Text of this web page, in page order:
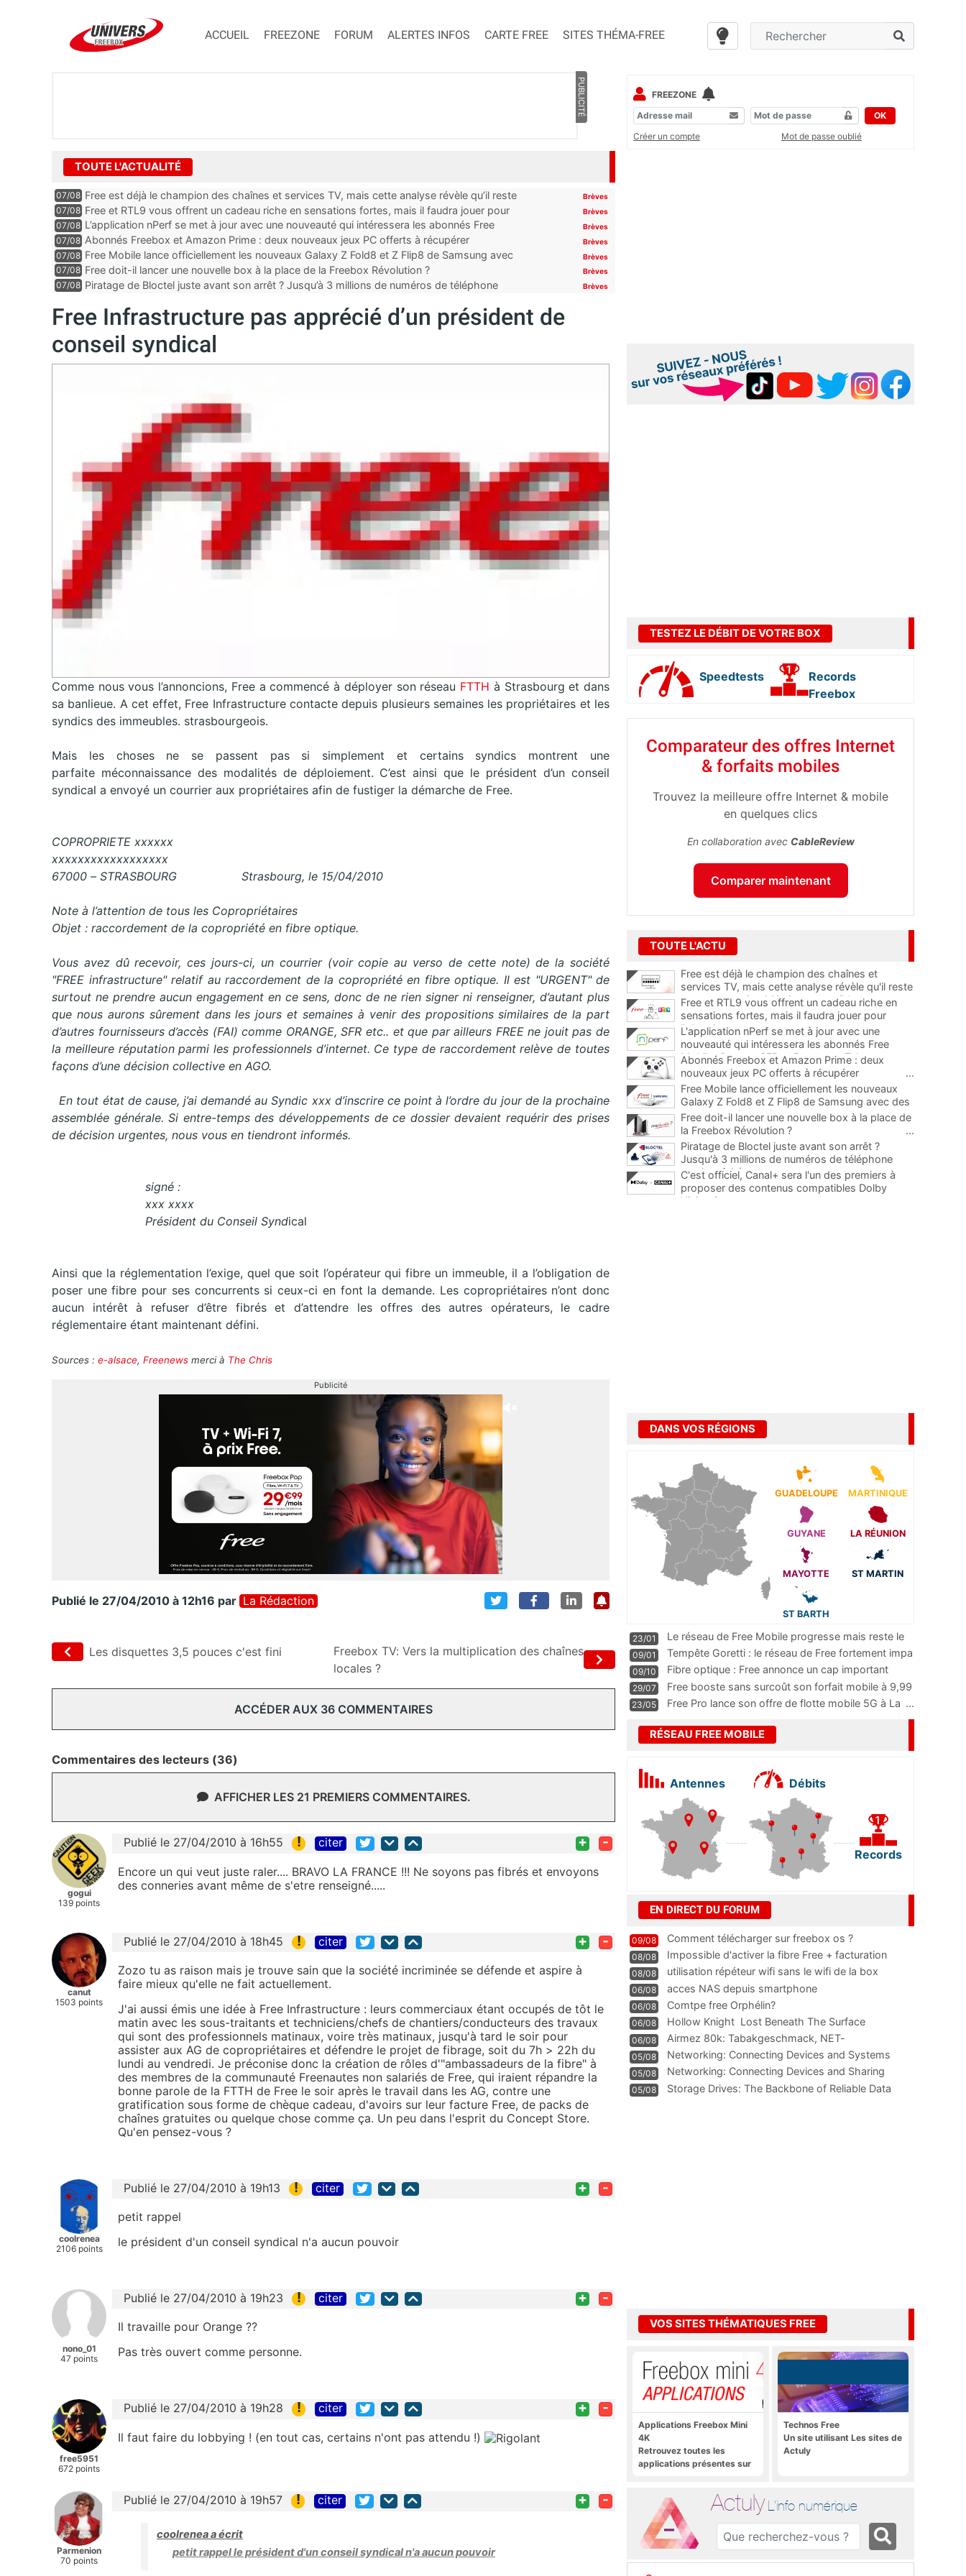
ACCUEIL FREEZONE FORUM ALERTES INFOS CARTE FREE SITES THÉMA-FREE
PUBLICITÉ
TOUTE L'ACTUALITÉ
07/08 Free est déjà le champion des chaînes et services TV, mais cette analyse révèle qu’il reste
encore au moin...
Brèves
07/08 Free et RTL9 vous offrent un cadeau riche en sensations fortes, mais il faudra jouer pour
l’obtenir
Brèves
07/08 L’application nPerf se met à jour avec une nouveauté qui intéressera les abonnés Free
Mobile, Orange, SFR ...
Brèves
07/08 Abonnés Freebox et Amazon Prime : deux nouveaux jeux PC offerts à récupérer Brèves
07/08 Free Mobile lance officiellement les nouveaux Galaxy Z Fold8 et Z Flip8 de Samsung avec
des promos et des cadeaux
Brèves
07/08 Free doit-il lancer une nouvelle box à la place de la Freebox Révolution ? Brèves
07/08 Piratage de Bloctel juste avant son arrêt ? Jusqu’à 3 millions de numéros de téléphone
Brèves
Free Infrastructure pas apprécié d’un président de
conseil syndical
Comme nous vous l’annoncions, Free a commencé à déployer son réseau FTTH à Strasbourg et dans
sa banlieue. A cet effet, Free Infrastructure contacte depuis plusieurs semaines les propriétaires et les
syndics des immeubles. strasbourgeois.
Mais les choses ne se passent pas si simplement et certains syndics montrent une
parfaite méconnaissance des modalités de déploiement. C’est ainsi que le président d’un conseil
syndical a envoyé un courrier aux propriétaires afin de fustiger la démarche de Free.
COPROPRIETE xxxxxx
xxxxxxxxxxxxxxxxxx
67000 – STRASBOURG Strasbourg, le 15/04/2010
Note à l’attention de tous les Copropriétaires
Objet : raccordement de la copropriété en fibre optique.
Vous avez dû recevoir, ces jours-ci, un courrier (voir copie au verso de cette note) de la société
"FREE infrastructure" relatif au raccordement de la copropriété en fibre optique. Il est "URGENT" de
surtout ne prendre aucun engagement en ce sens, donc de ne rien signer ni renseigner, d’autant plus
que nous aurons sûrement dans les jours et semaines à venir des propositions similaires de la part
d’autres fournisseurs d’accès (FAI) comme ORANGE, SFR etc.. et que par ailleurs FREE ne jouit pas de
la meilleure réputation parmi les professionnels d’internet. Ce type de raccordement relève de toutes
façons d’une décision collective en AGO.
En tout état de cause, j’ai demandé au Syndic xxx d’inscrire ce point à l’ordre du jour de la prochaine
assemblée générale. Si entre-temps des développements de ce dossier devaient requérir des prises
de décision urgentes, nous vous en tiendront informés.
signé :
xxx xxxx
Président du Conseil Syndical
Ainsi que la réglementation l’exige, quel que soit l’opérateur qui fibre un immeuble, il a l’obligation de
poser une fibre pour ses concurrents si ceux-ci en font la demande. Les copropriétaires n’ont donc
aucun intérêt à refuser d’être fibrés et d’attendre les offres des autres opérateurs, le cadre
réglementaire étant maintenant défini.
Sources : e-alsace, Freenews merci à The Chris
Publicité
Publié le 27/04/2010 à 12h16 par La Rédaction
Les disquettes 3,5 pouces c'est fini
Freebox TV: Vers la multiplication des chaînes
locales ?
ACCÉDER AUX 36 COMMENTAIRES
Commentaires des lecteurs (36)
AFFICHER LES 21 PREMIERS COMMENTAIRES.
gogui
139 points
Publié le 27/04/2010 à 16h55 ! citer + -
Encore un qui veut juste raler.... BRAVO LA FRANCE !!! Ne soyons pas fibrés et envoyons
des conneries avant même de s'etre renseigné.....
canut
1503 points
Publié le 27/04/2010 à 18h45 ! citer + -
Zozo tu as raison mais je trouve sain que la société incriminée se défende et aspire à
faire mieux qu'elle ne fait actuellement.
J'ai aussi émis une idée à Free Infrastructure : leurs commerciaux étant occupés de tôt le
matin avec les sous-traitants et techniciens/chefs de chantiers/conducteurs des travaux
qui sont des professionnels matinaux, voire très matinaux, jusqu'à tard le soir pour
assister aux AG de copropriétaires et défendre le projet de fibrage, soit du 7h > 22h du
lundi au vendredi. Je préconise donc la création de rôles d'"ambassadeurs de la fibre" à
des membres de la communauté Freenautes non salariés de Free, qui iraient répandre la
bonne parole de la FTTH de Free le soir après le travail dans les AG, contre une
gratification sous forme de chèque cadeau, d'avoirs sur leur facture Free, de packs de
chaînes gratuites ou quelque chose comme ça. Un peu dans l'esprit du Concept Store.
Qu'en pensez-vous ?
coolrenea
2106 points
Publié le 27/04/2010 à 19h13 ! citer + -
petit rappel
le président d'un conseil syndical n'a aucun pouvoir
nono_01
47 points
Publié le 27/04/2010 à 19h23 ! citer + -
Il travaille pour Orange ??
Pas très ouvert comme personne.
free5951
672 points
Publié le 27/04/2010 à 19h28 ! citer + -
Il faut faire du lobbying ! (en tout cas, certains n'ont pas attendu !)
Parmenion
70 points
Publié le 27/04/2010 à 19h57 ! citer + -
coolrenea a écrit
petit rappel le président d'un conseil syndical n'a aucun pouvoir
FREEZONE
OK
Créer un compte
Mot de passe oublié
TESTEZ LE DÉBIT DE VOTRE BOX
Speedtests
Records
Freebox
Comparateur des offres Internet
& forfaits mobiles
Trouvez la meilleure offre Internet & mobile
en quelques clics
En collaboration avec CableReview
Comparer maintenant
TOUTE L'ACTU
Free est déjà le champion des chaînes et
services TV, mais cette analyse révèle qu'il reste
encore au moins 141 ajouts possibles
Free et RTL9 vous offrent un cadeau riche en
sensations fortes, mais il faudra jouer pour
l'obtenir
L'application nPerf se met à jour avec une
nouveauté qui intéressera les abonnés Free
Mobile, Orange, SFR et Bouygues Telecom
Abonnés Freebox et Amazon Prime : deux
nouveaux jeux PC offerts à récupérer
...
Free Mobile lance officiellement les nouveaux
Galaxy Z Fold8 et Z Flip8 de Samsung avec des
promos et des cadeaux
...
Free doit-il lancer une nouvelle box à la place de
la Freebox Révolution ?
...
Piratage de Bloctel juste avant son arrêt ?
Jusqu'à 3 millions de numéros de téléphone
auraient fuité
C'est officiel, Canal+ sera l'un des premiers à
proposer des contenus compatibles Dolby
Vision 2
DANS VOS RÉGIONS
GUADELOUPE MARTINIQUE
GUYANE LA RÉUNION
MAYOTTE ST MARTIN
ST BARTH
23/01
Le réseau de Free Mobile progresse mais reste le
m
...
09/01
Tempête Goretti : le réseau de Free fortement impa
09/10
Fibre optique : Free annonce un cap important
pass
...
29/07
Free booste sans surcoût son forfait mobile à 9,99
23/05 Free Pro lance son offre de flotte mobile 5G à La ...
RÉSEAU FREE MOBILE
Antennes Débits
Records
EN DIRECT DU FORUM
09/08 Comment télécharger sur freebox os ?
08/08
Impossible d'activer la fibre Free + facturation
résiliation
08/08 utilisation répéteur wifi sans le wifi de la box
06/08 acces NAS depuis smartphone
06/08 Comtpe free Orphélin?
06/08 Hollow Knight  Lost Beneath The Surface
06/08
Airmez 80k: Tabakgeschmack, NET-
Technologie und Leistung im
05/08 Networking: Connecting Devices and Systems
05/08
Networking: Connecting Devices and Sharing
Information
05/08
Storage Drives: The Backbone of Reliable Data
VOS SITES THÉMATIQUES FREE
Applications Freebox Mini
4K
Retrouvez toutes les
applications présentes sur
Technos Free
Un site utilisant Les sites de
Actuly
Actuly L'info numérique